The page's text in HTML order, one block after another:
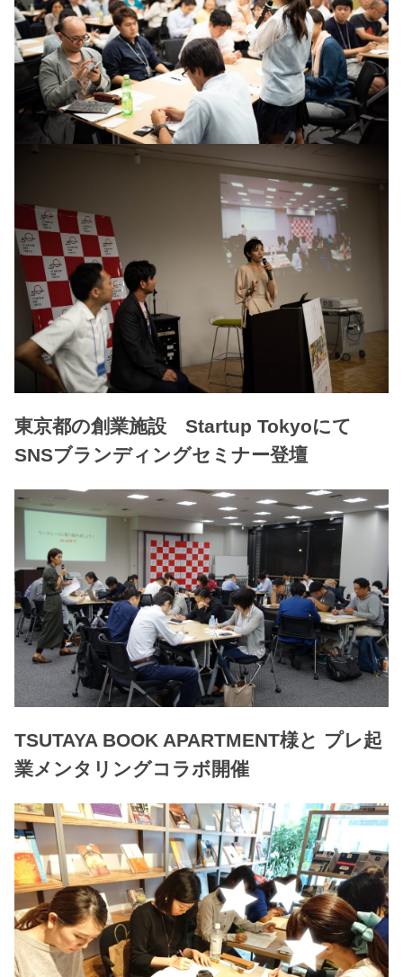
東京都の創業施設 Startup Tokyoにて
SNSブランディングセミナー登壇
TSUTAYA BOOK APARTMENT様と プレ起
業メンタリングコラボ開催